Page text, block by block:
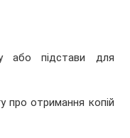
або підстави для
про отримання копій